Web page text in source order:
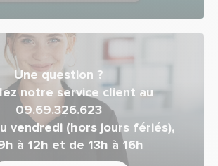
Une question ?
notre service client au
09.69.326.623
vendredi (hors jours fériés),
à 12h et de 13h à 16h